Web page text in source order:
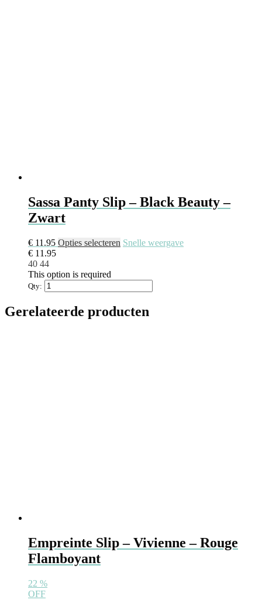
Sassa Panty Slip – Black Beauty –
Zwart
€ 11.95 Opties selecteren Dit
Deze
kan
Snelle weergave
€ 11.95
40 44
This option is required
Qty:
Gerelateerde producten
Empreinte Slip – Vivienne – Rouge
Flamboyant
22 %
OFF